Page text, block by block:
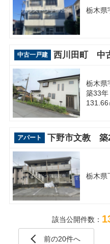
栃木県
中古一戸建 西川田町 中
栃木県
築33
131.66
アパート 下野市文教 築
栃木県
該当公開件数：
前の20件へ